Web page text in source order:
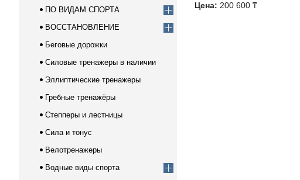
Цена: 200 600 ₸
ПО ВИДАМ СПОРТА
ВОССТАНОВЛЕНИЕ
Беговые дорожки
Силовые тренажеры в наличии
Эллиптические тренажеры
Гребные тренажёры
Степперы и лестницы
Сила и тонус
Велотренажеры
Водные виды спорта